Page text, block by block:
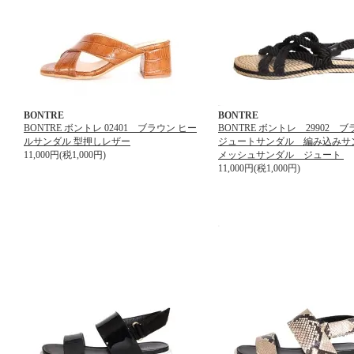
BONTRE
BONTRE ボントレ 02401 ブラウン ヒー
ルサンダル 型押しレザー
11,000円(税1,000円)
BONTRE
BONTRE ボントレ 29902
ジュートサンダル 編み込み
メッシュサンダル ジュート
11,000円(税1,000円)